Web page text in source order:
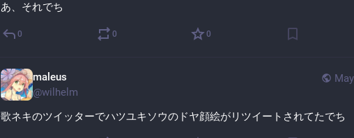
あ、それでち
0 0 0
maleus
@wilhelm
歌ネキのツイッターでハツユキソウのドヤ顔絵がリツイートされてたでち